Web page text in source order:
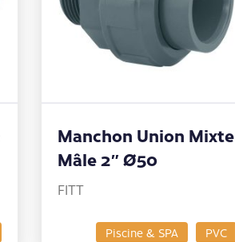
Piscine & SPA PVC
Manchon Union Mixte
Mâle 2″ Ø50
FITT